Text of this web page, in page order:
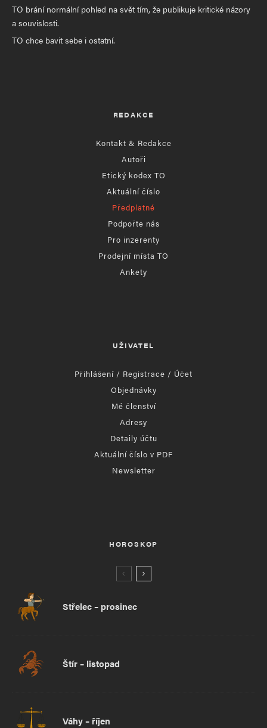
TO brání normální pohled na svět tím, že publikuje kritické názory
a souvislosti.
TO chce bavit sebe i ostatní.
REDAKCE
Kontakt & Redakce
Autoři
Etický kodex TO
Aktuální číslo
Předplatné
Podpořte nás
Pro inzerenty
Prodejní místa TO
Ankety
UŽIVATEL
Přihlášení / Registrace / Účet
Objednávky
Mé členství
Adresy
Detaily účtu
Aktuální číslo v PDF
Newsletter
HOROSKOP
Střelec – prosinec
Štír – listopad
Váhy – říjen